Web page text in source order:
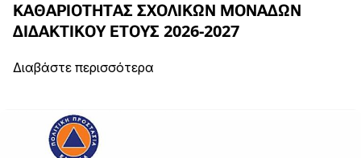
ΚΑΘΑΡΙΟΤΗΤΑΣ ΣΧΟΛΙΚΩΝ ΜΟΝΑΔΩΝ
ΔΙΔΑΚΤΙΚΟΥ ΕΤΟΥΣ 2026-2027
Διαβάστε περισσότερα